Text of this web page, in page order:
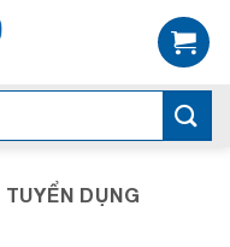
TUYỂN DỤNG